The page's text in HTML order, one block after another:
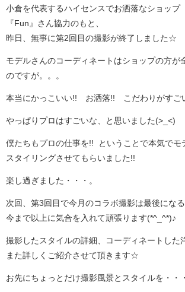
小倉を代表するハイセンスでお洒落なショップ
『Fun』さん協力のもと、
昨日、無事に第2回目の撮影が終了しました☆
モデルさんのコーディネートはショップの方が
のですが。。。
本当にかっこいい!! お洒落!! こだわりがすご
やっぱりプロはすごいな、と思いました(>_<)
僕たちもプロの仕事を!! ということで本気でモ
スタイリングさせてもらいました!!
楽し過ぎました・・・。
次回、第3回目で今月のコラボ撮影は最後にな
今まで以上に気合を入れて頑張ります(*^_^*)♪
撮影したスタイルの詳細、コーディネートした
また詳しくご紹介させて頂きます☆
お先にちょっとだけ撮影風景とスタイルを・・